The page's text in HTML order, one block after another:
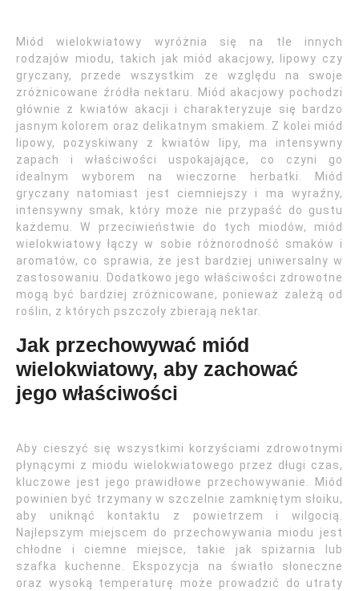
Miód wielokwiatowy wyróżnia się na tle innych
rodzajów miodu, takich jak miód akacjowy, lipowy czy
gryczany, przede wszystkim ze względu na swoje
zróżnicowane źródła nektaru. Miód akacjowy pochodzi
głównie z kwiatów akacji i charakteryzuje się bardzo
jasnym kolorem oraz delikatnym smakiem. Z kolei miód
lipowy, pozyskiwany z kwiatów lipy, ma intensywny
zapach i właściwości uspokajające, co czyni go
idealnym wyborem na wieczorne herbatki. Miód
gryczany natomiast jest ciemniejszy i ma wyraźny,
intensywny smak, który może nie przypaść do gustu
każdemu. W przeciwieństwie do tych miodów, miód
wielokwiatowy łączy w sobie różnorodność smaków i
aromatów, co sprawia, że jest bardziej uniwersalny w
zastosowaniu. Dodatkowo jego właściwości zdrowotne
mogą być bardziej zróżnicowane, ponieważ zależą od
roślin, z których pszczoły zbierają nektar.
Jak przechowywać miód
wielokwiatowy, aby zachować
jego właściwości
Aby cieszyć się wszystkimi korzyściami zdrowotnymi
płynącymi z miodu wielokwiatowego przez długi czas,
kluczowe jest jego prawidłowe przechowywanie. Miód
powinien być trzymany w szczelnie zamkniętym słoiku,
aby uniknąć kontaktu z powietrzem i wilgocią.
Najlepszym miejscem do przechowywania miodu jest
chłodne i ciemne miejsce, takie jak spiżarnia lub
szafka kuchenne. Ekspozycja na światło słoneczne
oraz wysoką temperaturę może prowadzić do utraty